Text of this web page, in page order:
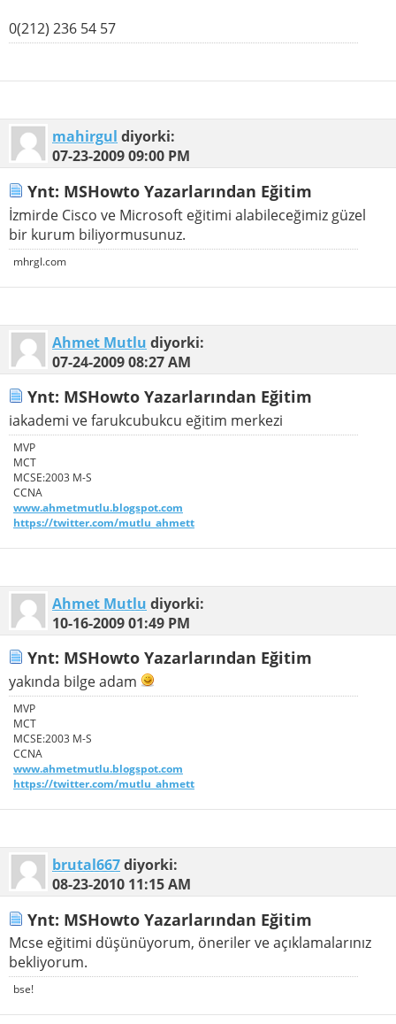
0(212) 236 54 57
mahirgul diyorki:
07-23-200909:00 PM
Ynt: MSHowto Yazarlarından Eğitim
İzmirde Cisco ve Microsoft eğitimi alabileceğimiz güzel
bir kurum biliyormusunuz.
mhrgl.com
Ahmet Mutlu diyorki:
07-24-200908:27 AM
Ynt: MSHowto Yazarlarından Eğitim
iakademi ve farukcubukcu eğitim merkezi
MVP
MCT
MCSE:2003 M-S
CCNA
www.ahmetmutlu.blogspot.com
https://twitter.com/mutlu_ahmett
Ahmet Mutlu diyorki:
10-16-200901:49 PM
Ynt: MSHowto Yazarlarından Eğitim
yakında bilge adam
MVP
MCT
MCSE:2003 M-S
CCNA
www.ahmetmutlu.blogspot.com
https://twitter.com/mutlu_ahmett
brutal667diyorki:
08-23-2010 11:15 AM
Ynt: MSHowto Yazarlarından Eğitim
Mcse eğitimi düşünüyorum, öneriler ve açıklamalarınız
bekliyorum.
bse!